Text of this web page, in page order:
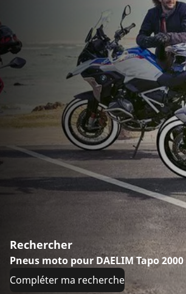
Rechercher
Pneus moto pour DAELIM Tapo 2000
Compléter ma recherche